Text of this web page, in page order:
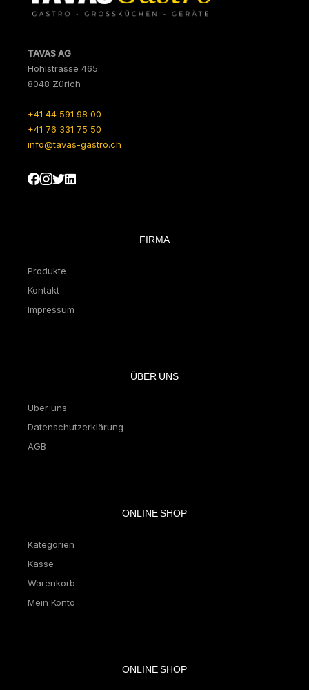
TAVAS AG
Hohlstrasse 465
8048 Zürich
+41 44 591 98 00
+41 76 331 75 50
info@tavas-gastro.ch
FIRMA
Produkte
Kontakt
Impressum
ÜBER UNS
Über uns
Datenschutzerklärung
AGB
ONLINE SHOP
Kategorien
Kasse
Warenkorb
Mein Konto
ONLINE SHOP